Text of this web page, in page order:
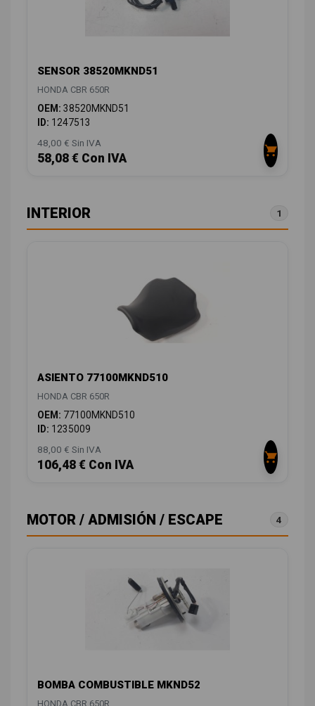
SENSOR 38520MKND51
HONDA CBR 650R
OEM: 38520MKND51
ID: 1247513
48,00 € Sin IVA
58,08 € Con IVA
INTERIOR 1
ASIENTO 77100MKND510
HONDA CBR 650R
OEM: 77100MKND510
ID: 1235009
88,00 € Sin IVA
106,48 € Con IVA
MOTOR / ADMISIÓN / ESCAPE 4
BOMBA COMBUSTIBLE MKND52
HONDA CBR 650R